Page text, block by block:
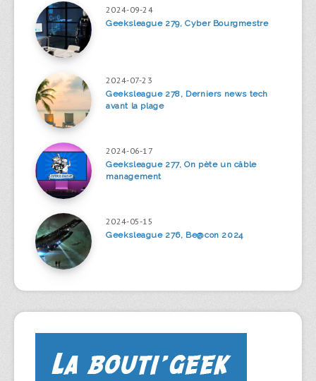
2024-09-24
Geeksleague 279, Cyber Bourgmestre
2024-07-23
Geeksleague 278, Derniers news tech
avant la plage
2024-06-17
Geeksleague 277, On pète un câble
management
2024-05-15
Geeksleague 276, Be@con 2024